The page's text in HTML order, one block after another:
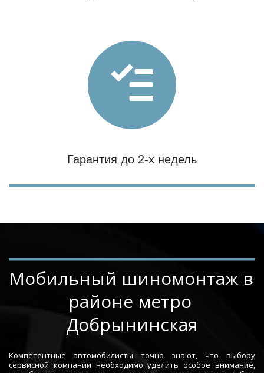
Гарантия до 2-х недель
Мобильный шиномонтаж в
районе метро
Добрынинская
Компетентные автомобилисты точно знают, что выбору
сервисной компании необходимо уделить особое внимание,